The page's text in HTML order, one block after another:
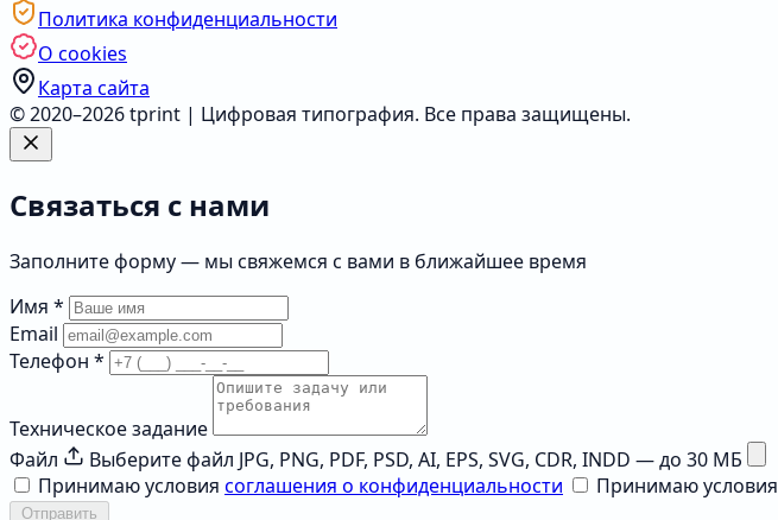
Политика конфиденциальности
О cookies
Карта сайта
© 2020–2026 tprint | Цифровая типография. Все права защищены.
Связаться с нами
Заполните форму — мы свяжемся с вами в ближайшее время
Имя *
Email
Телефон *
Техническое задание
Файл
Выберите файл JPG, PNG, PDF, PSD, AI, EPS, SVG, CDR, INDD — до 30 МБ
Принимаю условия соглашения о конфиденциальности Принимаю условия
Отправить